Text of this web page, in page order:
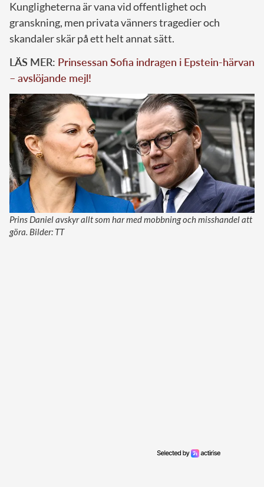
Kungligheterna är vana vid offentlighet och
granskning, men privata vänners tragedier och
skandaler skär på ett helt annat sätt.
LÄS MER: Prinsessan Sofia indragen i Epstein-härvan
– avslöjande mejl!
Prins Daniel avskyr allt som har med mobbning och misshandel att
göra. Bilder: TT